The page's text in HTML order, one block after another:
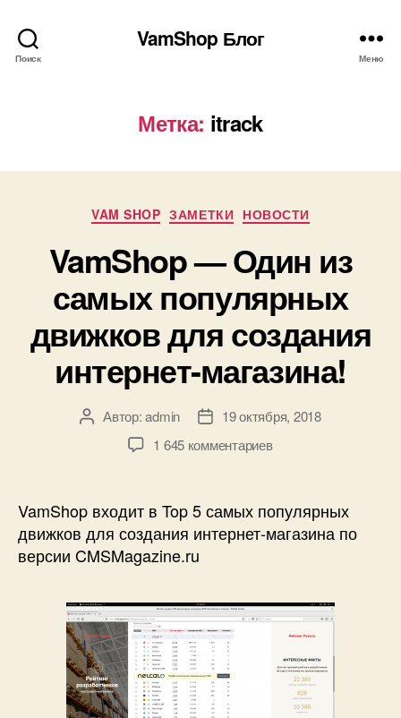
Поиск
VamShop Блог
Меню
Метка: itrack
Рубрики
VAM SHOP ЗАМЕТКИ НОВОСТИ
VamShop — Один из
самых популярных
движков для создания
интернет-магазина!
АвторАвтор:admin
Дата19 октября, 2018
1 645 комментариевк
Один
из
движков
для
создания
интернет-
магазина!
VamShop входит в Top 5 самых популярных
движков для создания интернет-магазина по
версии CMSMagazine.ru